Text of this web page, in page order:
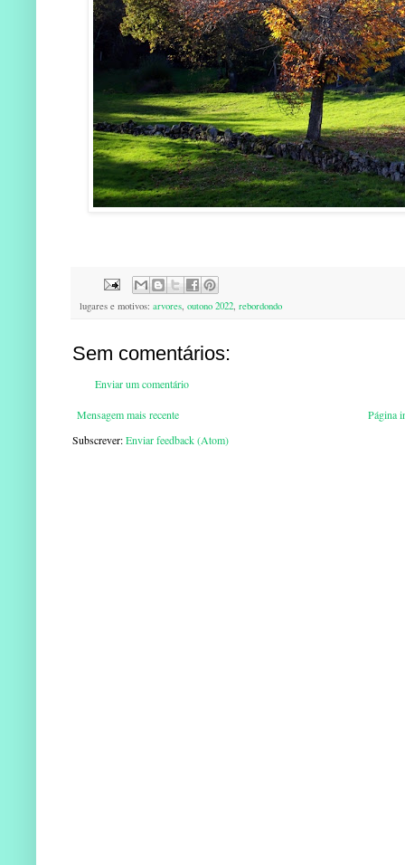
lugares e motivos: arvores, outono 2022, rebordondo
Sem comentários:
Enviar um comentário
Mensagem mais recente
Página
Subscrever:Enviar feedback (Atom)